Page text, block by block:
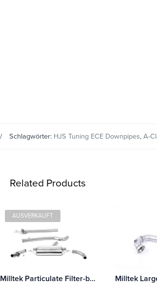
Schlagwörter: HJS Tuning ECE Downpipes, A-
Related Products
AUSVERKAUFT
Milltek Particulate Filter-back Mercedes A-Class A45 & A45S AMG 2.0 Turbo (W177 Hatch Only)